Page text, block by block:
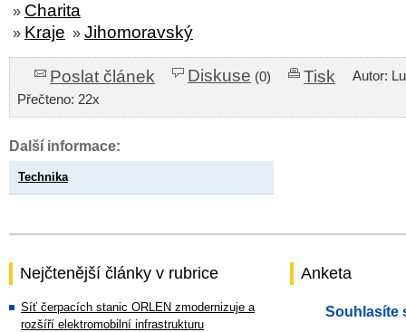
» Charita
» Kraje » Jihomoravský
Poslat článek Diskuse (0) Tisk
Autor:
Přečteno: 22x
Další informace:
Technika
Nejčtenější články v rubrice
Síť čerpacích stanic ORLEN zmodernizuje a
rozšíří elektromobilní infrastrukturu
Anketa
Souhlasíte